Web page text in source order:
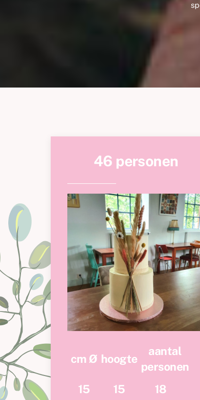
46 personen
cm Ø hoogte
aantal
personen
15
15 18